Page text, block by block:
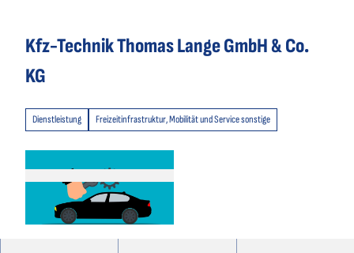
Kfz-Technik Thomas Lange GmbH & Co.
KG
Dienstleistung Freizeitinfrastruktur, Mobilität und Service sonstige